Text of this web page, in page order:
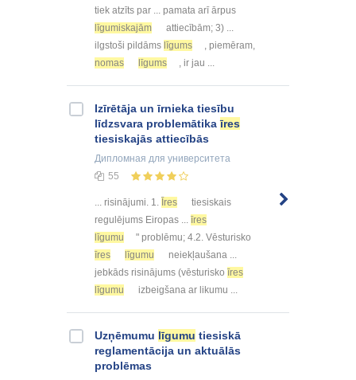
tiek atzīts par ... pamata arī ārpus
līgumiskajām
attiecībām; 3) ...
ilgstoši pildāms līgums
, piemēram,
nomas
līgums , ir jau ...
Izīrētāja un īrnieka tiesību
līdzsvara problemātikaīres
tiesiskajās attiecībās
Дипломная для университета
55
... risinājumi. 1. Īres
tiesiskais
regulējums Eiropas ... īres
līgumu
" problēmu; 4.2. Vēsturisko
īres
līgumu
neiekļaušana ...
jebkāds risinājums (vēsturisko īres
līgumu
izbeigšana ar likumu ...
Uzņēmumu līgumu tiesiskā
reglamentācija un aktuālās
problēmas